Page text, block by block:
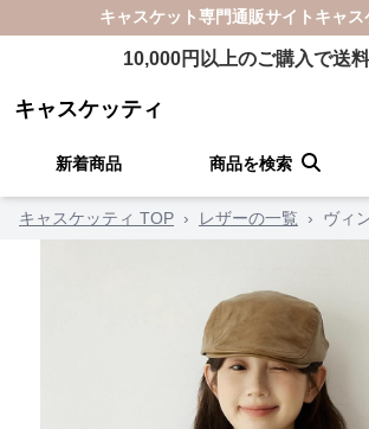
キャスケット専門通販サイト キャス
10,000円以上のご購入で送
キャスケッティ
新着商品 商品を検索
キャスケッティ TOP › レザーの一覧 › ヴィ